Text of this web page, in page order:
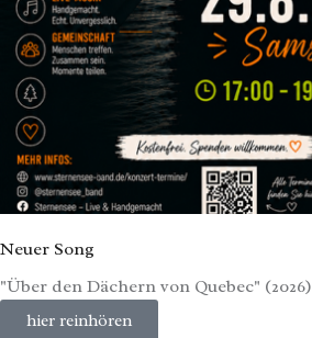
Neuer Song
"Über den Dächern von Quebec" (2026)
hier reinhören